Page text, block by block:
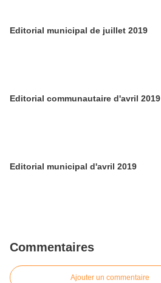
Editorial municipal de juillet 2019
Editorial communautaire d'avril 2019
Editorial municipal d'avril 2019
Commentaires
Ajouter un commentaire